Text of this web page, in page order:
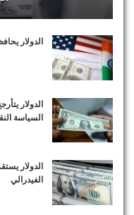
الدولار
الدولار
السياسة
الدولار
الفيدرالي